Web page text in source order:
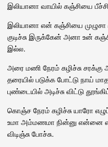
இலியானா வாயில் கஞ்சியை பீச்சி
இலியானா என் கஞ்சியை முழுசா
குடிச்சு இருக்கேன் அனா உன்
இல்ல.
அரை மணி நேரம் கழிச்சு சரக்கு
தரையில் படுக்க போட்டு நாய்
புண்டையில் அடிச்சு விட்டு
கொஞ்ச நேரம் கழிச்சு யாரோ
உமா அம்மணமா நின்னு என்னை
விடிஞ்சு போச்சு.